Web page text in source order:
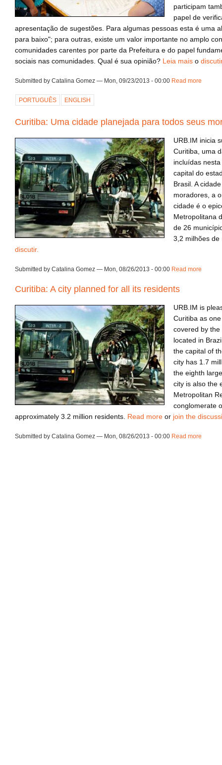
participam
papel de
apresentação de sugestões. Para algumas pessoas esta é uma
para baixo"; para outras, existe um valor importante no amplo
comunidades carentes por parte da Prefeitura e do papel
sociais nas comunidades. Qual é sua opinião? Leia mais o
Submitted by Catalina Gomez — Mon, 09/23/2013 - 00:00 Read more
PORTUGUÊS ENGLISH
Curitiba: Uma cidade planejada para todos seus
URB.IM inicia
Curitiba, uma
incluídas
capital do
Brasil. A
moradores, a
cidade é o
Metropolitana
de 26
3,2 milhões
discutir.
Submitted by Catalina Gomez — Mon, 08/26/2013 - 00:00 Read more
Curitiba: A city planned for all its residents
URB.IM is
Curitiba as
covered by
located in
the capital of
city has 1.7
the eighth
city is also the
Metropolitan
conglomerate
approximately 3.2 million residents. Read more or join the
Submitted by Catalina Gomez — Mon, 08/26/2013 - 00:00 Read more